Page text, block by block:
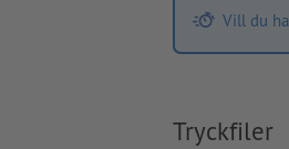
Vill du
Tryckfiler